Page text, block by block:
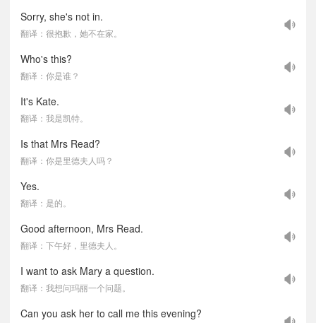
Sorry, she's not in.
翻译：很抱歉，她不在家。
Who's this?
翻译：你是谁？
It's Kate.
翻译：我是凯特。
Is that Mrs Read?
翻译：你是里德夫人吗？
Yes.
翻译：是的。
Good afternoon, Mrs Read.
翻译：下午好，里德夫人。
I want to ask Mary a question.
翻译：我想问玛丽一个问题。
Can you ask her to call me this evening?